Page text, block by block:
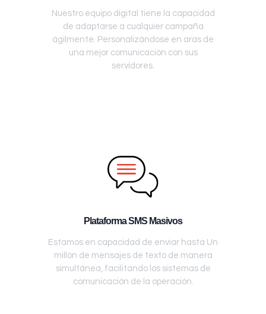
Nuestro equipo digital tiene la capacidad
de adaptarse a cualquier campaña
ágilmente. Personalizándose en aras de
una mejor comunicación con sus
servidores.
Plataforma SMS Masivos
Estamos en capacidad de enviar hasta Un
millón de mensajes de texto de manera
simultánea, facilitando los sistemas de
comunicación de la operación.